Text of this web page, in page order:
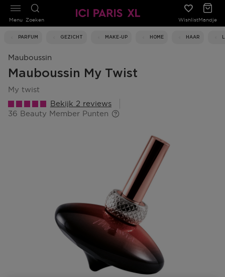
Zoeken WishlistMandje
PARFUM GEZICHT MAKE-UP HOME HAAR
Menu
Mauboussin
Mauboussin My Twist
my twist
Bekijk 2 reviews
36 Beauty Member Punten